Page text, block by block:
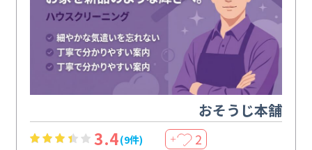
おそうじ本舗
3.4(9件) ＋ 2